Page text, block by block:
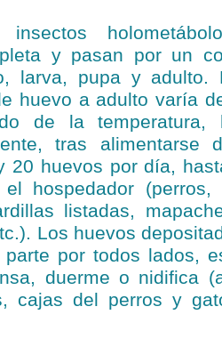
y pasan por un
larva, pupa y
huevo a adulto varía
de la temperatura,
tras alimentarse
20 huevos por día,
el hospedador
listadas,
Los huevos
por todos lados,
duerme o nidifica
cajas del perros y